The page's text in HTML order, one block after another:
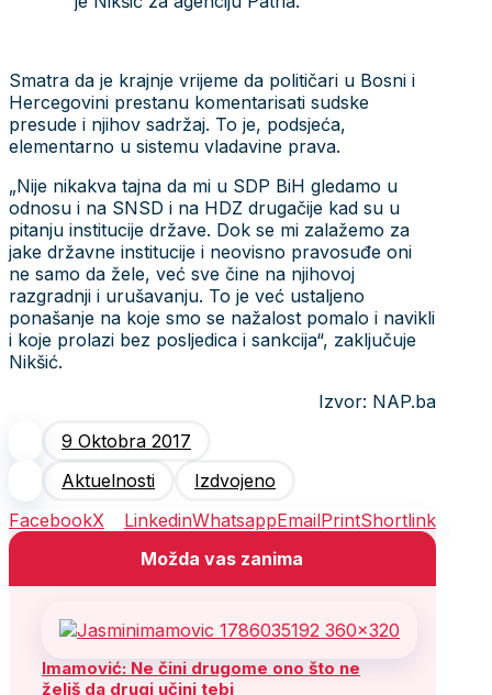
Smatra da je krajnje vrijeme da političari u Bosni i
Hercegovini prestanu komentarisati sudske
presude i njihov sadržaj. To je, podsjeća,
elementarno u sistemu vladavine prava.
„Nije nikakva tajna da mi u SDP BiH gledamo u
odnosu i na SNSD i na HDZ drugačije kad su u
pitanju institucije države. Dok se mi zalažemo za
jake državne institucije i neovisno pravosuđe oni
ne samo da žele, već sve čine na njihovoj
razgradnji i urušavanju. To je već ustaljeno
ponašanje na koje smo se nažalost pomalo i navikli
i koje prolazi bez posljedica i sankcija“, zaključuje
Nikšić.
Izvor: NAP.ba
9 Oktobra 2017
Aktuelnosti
Izdvojeno
FacebookX LinkedinWhatsappEmailPrintShortlink
Možda vas zanima
Imamović: Ne čini drugome ono što ne
želiš da drugi učini tebi